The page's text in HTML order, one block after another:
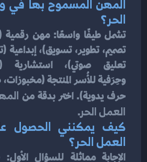
الحر؟
حرف يدوية). اختر بدقة من
العمل الحر.
العمل الحر؟